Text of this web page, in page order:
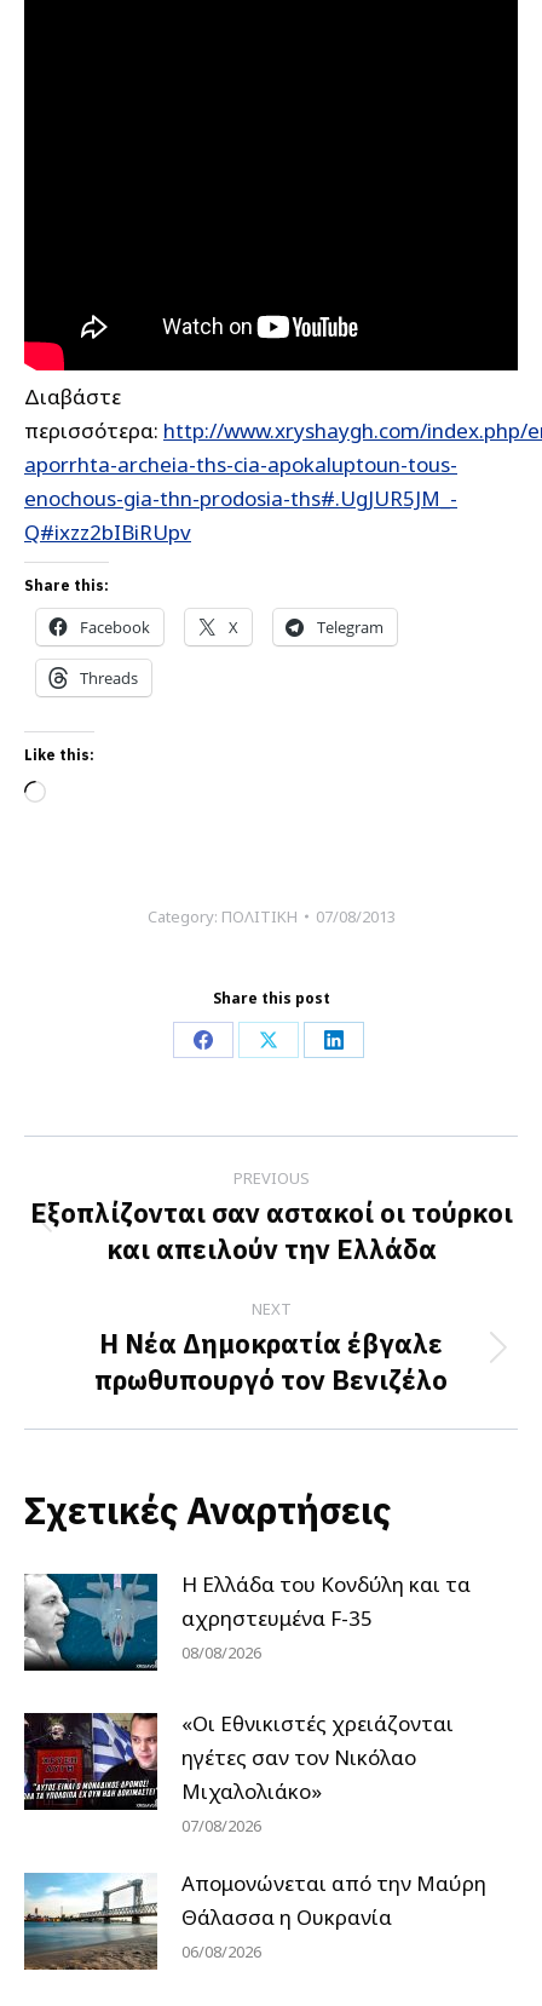
Διαβάστε
περισσότερα: http://www.xryshaygh.com/index.php/
aporrhta-archeia-ths-cia-apokaluptoun-tous-
enochous-gia-thn-prodosia-ths#.UgJUR5JM_-
Q#ixzz2bIBiRUpv
Share this:
Facebook X Telegram
Threads
Like this:
Loading…
Category: ΠΟΛΙΤΙΚΗ 07/08/2013
Share this post
Share Share Share
navigation
PREVIOUS
Previous
post:
Εξοπλίζονται σαν αστακοί οι τούρκοι
και απειλούν την Ελλάδα
NEXT
Next
post:
Η Νέα Δημοκρατία έβγαλε
πρωθυπουργό τον Βενιζέλο
Σχετικές Αναρτήσεις
Η Ελλάδα του Κονδύλη και τα
αχρηστευμένα F-35
08/08/2026
«Οι Εθνικιστές χρειάζονται
ηγέτες σαν τον Νικόλαο
Μιχαλολιάκο»
07/08/2026
Απομονώνεται από την Μαύρη
Θάλασσα η Ουκρανία
06/08/2026